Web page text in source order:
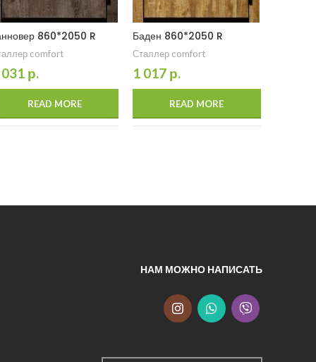
860*2050 R
comfort
031 р.
READ MORE
Баден 860*2050 R
Сталлер comfort
1 017 р.
READ MORE
НАМ МОЖНО НАПИСАТЬ